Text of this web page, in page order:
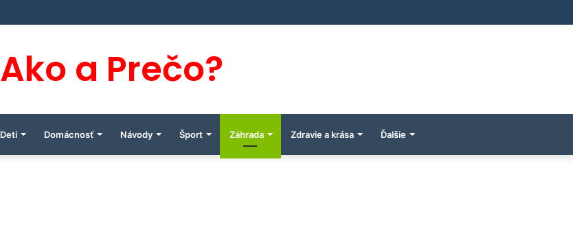
Ako a Prečo?
Deti Domácnosť Návody Šport Záhrada Zdravie a krása Ďalšie